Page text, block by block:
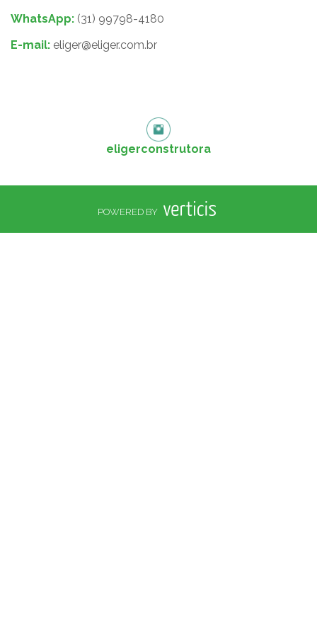
WhatsApp: (31) 99798-4180
E-mail: eliger@eliger.com.br
eligerconstrutora
POWERED BY